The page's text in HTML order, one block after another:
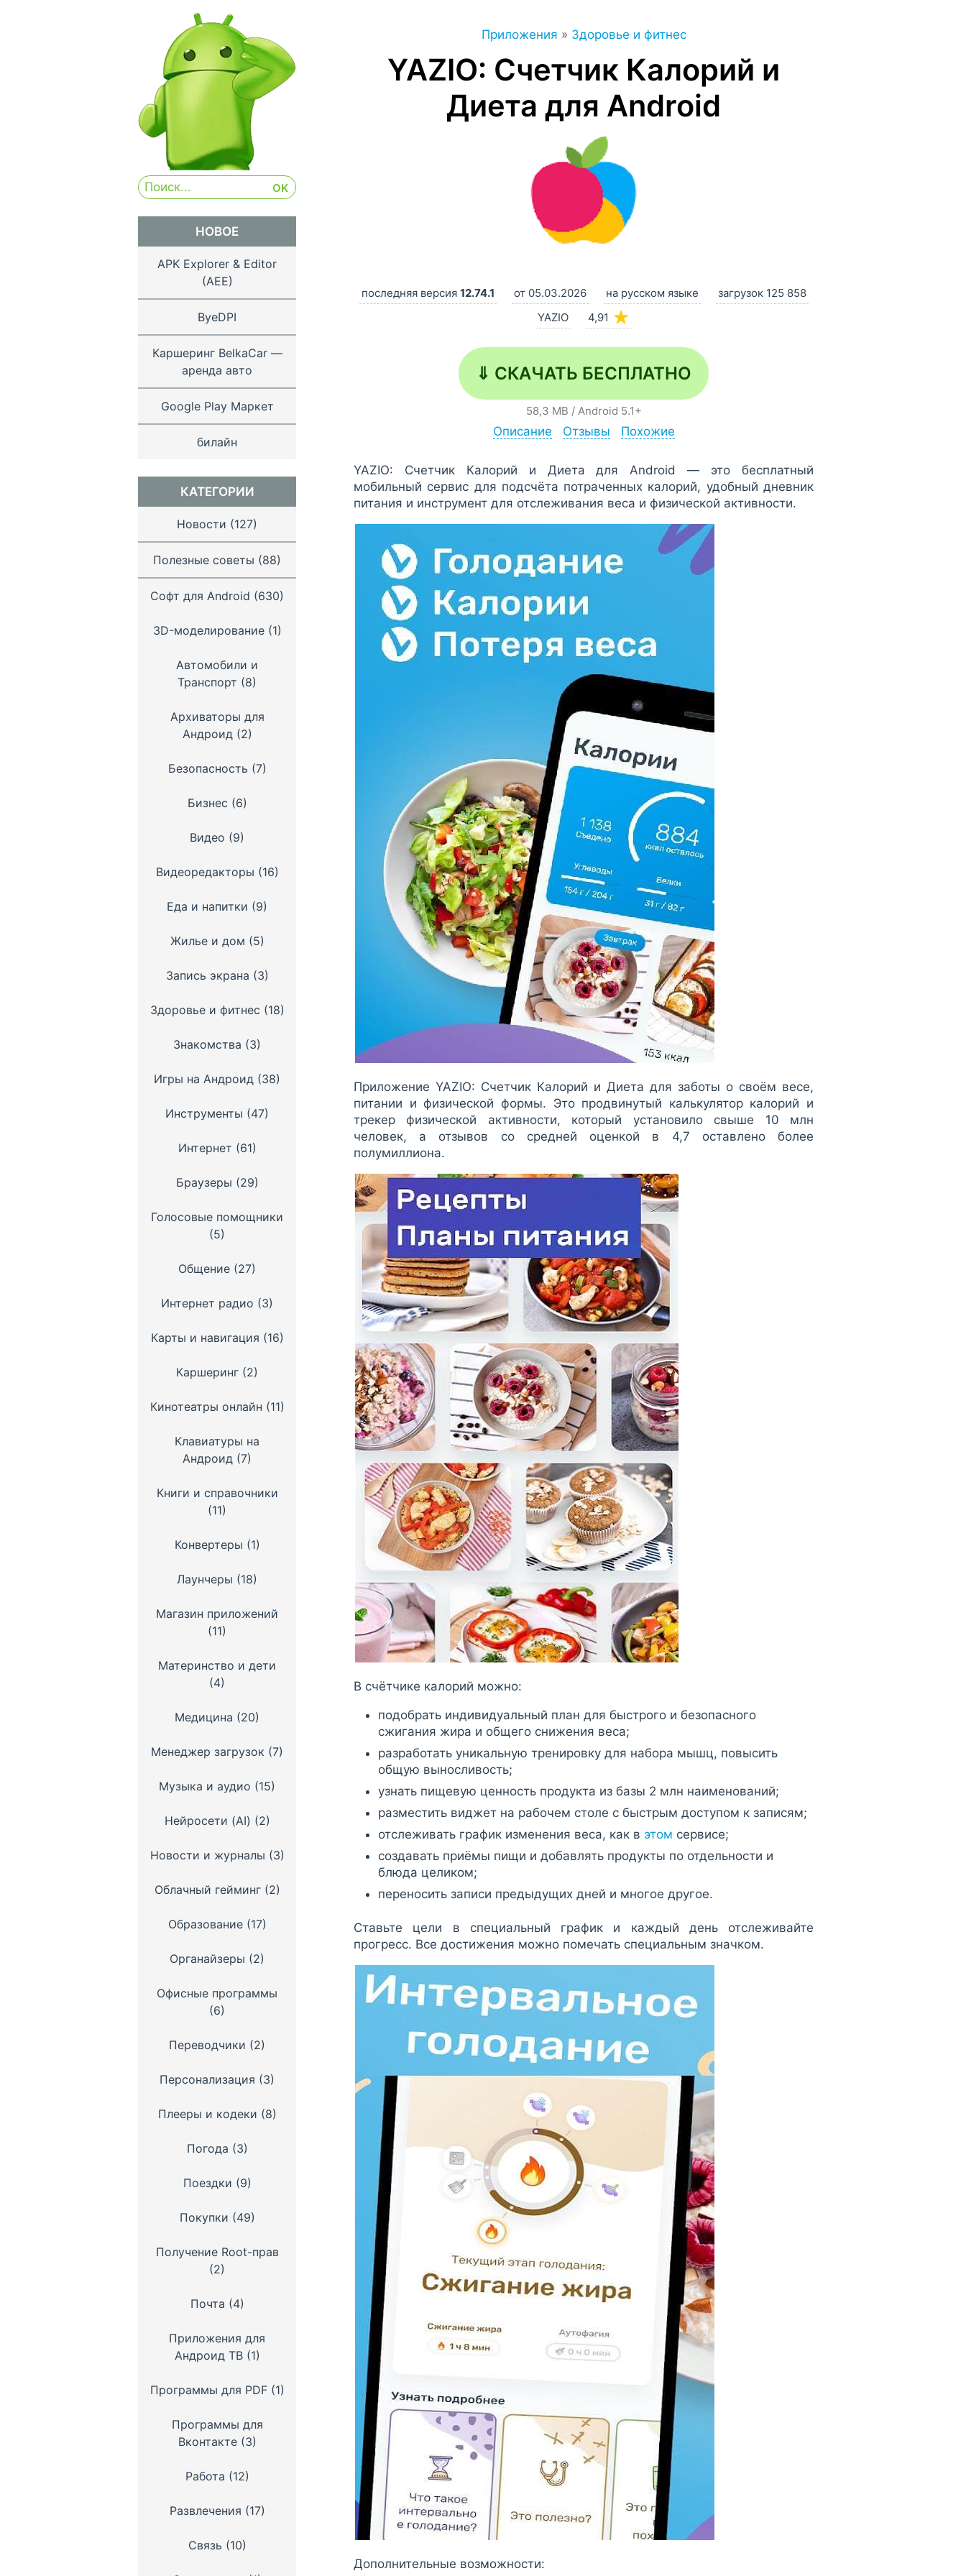
Приложения » Здоровье и фитнес
YAZIO: Счетчик Калорий и
Диета для Android
последняя версия 12.74.1 от 05.03.2026 на русском языке
загрузок 125 858
YAZIO
4,91 ★
⇓ СКАЧАТЬ БЕСПЛАТНО
58,3 MB / Android 5.1+
Описание Отзывы Похожие
YAZIO: Счетчик Калорий и Диета для Android — это бесплатный
мобильный сервис для подсчёта потраченных калорий, удобный дневник
питания и инструмент для отслеживания веса и физической активности.
Приложение YAZIO: Счетчик Калорий и Диета для заботы о своём весе,
питании и физической формы. Это продвинутый калькулятор калорий и
трекер физической активности, который установило свыше 10 млн
человек, а отзывов со средней оценкой в 4,7 оставлено более
полумиллиона.
В счётчике калорий можно:
подобрать индивидуальный план для быстрого и безопасного
сжигания жира и общего снижения веса;
разработать уникальную тренировку для набора мышц, повысить
общую выносливость;
узнать пищевую ценность продукта из базы 2 млн наименований;
разместить виджет на рабочем столе с быстрым доступом к записям;
отслеживать график изменения веса, как в этом сервисе;
создавать приёмы пищи и добавлять продукты по отдельности и
блюда целиком;
переносить записи предыдущих дней и многое другое.
Ставьте цели в специальный график и каждый день отслеживайте
прогресс. Все достижения можно помечать специальным значком.
Дополнительные возможности:
НОВОЕ
APK Explorer & Editor
(AEE)
ByeDPI
Каршеринг BelkaCar —
аренда авто
Google Play Маркет
билайн
КАТЕГОРИИ
Новости (127)
Полезные советы (88)
Софт для Android (630)
3D-моделирование(1)
Автомобили и
Транспорт (8)
Архиваторы для
Андроид(2)
Безопасность (7)
Бизнес (6)
Видео (9)
Видеоредакторы (16)
Еда и напитки (9)
Жилье и дом (5)
Запись экрана (3)
Здоровье и фитнес (18)
Знакомства (3)
Игры на Андроид (38)
Инструменты (47)
Интернет (61)
Браузеры (29)
Голосовые помощники
(5)
Общение (27)
Интернет радио (3)
Карты и навигация (16)
Каршеринг (2)
Кинотеатры онлайн (11)
Клавиатуры на
Андроид (7)
Книги и справочники
(11)
Конвертеры (1)
Лаунчеры (18)
Магазин приложений
(11)
Материнство и дети
(4)
Медицина (20)
Менеджер загрузок (7)
Музыка и аудио (15)
Нейросети (AI) (2)
Новости и журналы (3)
Облачный гейминг(2)
Образование(17)
Органайзеры (2)
Офисные программы
(6)
Переводчики (2)
Персонализация (3)
Плееры и кодеки (8)
Погода (3)
Поездки (9)
Покупки (49)
Получение Root-прав
(2)
Почта (4)
Приложения для
Андроид ТВ(1)
Программы для PDF(1)
Программы для
Вконтакте(3)
Работа (12)
Развлечения (17)
Связь (10)